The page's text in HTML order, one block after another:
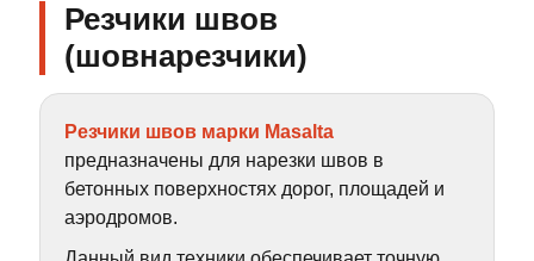
Резчики швов
(шовнарезчики)
Резчики швов марки Masalta
предназначены для нарезки швов в
бетонных поверхностях дорог, площадей и
аэродромов.